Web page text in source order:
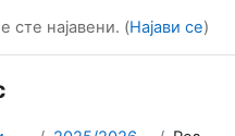
сте најавени. (Најави се)